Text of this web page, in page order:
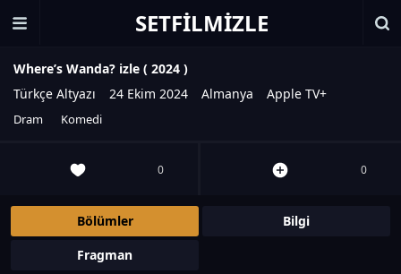
SETFILMIZLE
Where’s Wanda? izle ( 2024 )
Türkçe Altyazı
24 Ekim 2024 Almanya Apple TV+
Dram Komedi
0 0
Bölümler
Bilgi
Fragman